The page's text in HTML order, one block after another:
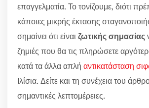
επαγγελματία. Το τονίζουμε, διότι
κάποιες μικρής έκτασης
σημαίνει ότι είναι ζωτικής σημασίας
ζημιές που θα τις πληρώσετε
κατά τα άλλα απλή αντικατάσταση
Ιλίσια. Δείτε και τη συνέχεια του
σημαντικές λεπτομέρειες.